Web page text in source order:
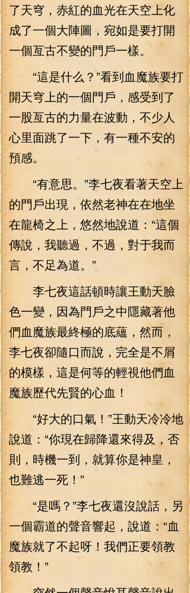
了天穹，赤紅的血光在天空上化
成了一個大陣圖，宛如是要打開
一個亙古不變的門戶一樣。
“這是什么？”看到血魔族要打
開天穹上的一個門戶，感受到了
一股亙古的力量在波動，不少人
心里面跳了一下，有一種不安的
預感。
“有意思。”李七夜看著天空上
的門戶出現，依然老神在在地坐
在龍椅之上，悠然地說道：“這個
傳說，我聽過，不過，對于我而
言，不足為道。”
李七夜這話頓時讓王動天臉
色一變，因為門戶之中隱藏著他
們血魔族最終極的底蘊，然而，
李七夜卻隨口而說，完全是不屑
的模樣，這是何等的輕視他們血
魔族歷代先賢的心血！
“好大的口氣！”王動天冷冷地
說道：“你現在歸降還來得及，否
則，時機一到，就算你是神皇，
也難逃一死！”
“是嗎？”李七夜還沒說話，另
一個霸道的聲音響起，說道：“血
魔族就了不起呀！我們正要領教
領教！”